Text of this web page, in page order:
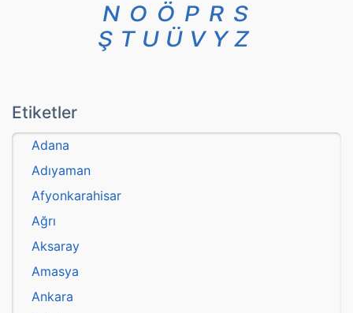
N O Ö P R S
Ş T U Ü V Y Z
Etiketler
Adana
Adıyaman
Afyonkarahisar
Ağrı
Aksaray
Amasya
Ankara